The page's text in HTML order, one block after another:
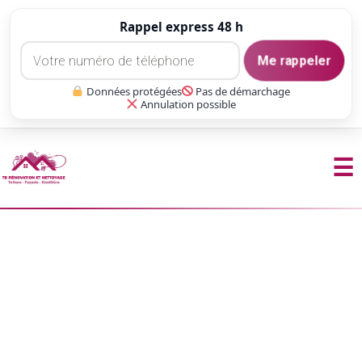
Rappel express 48 h
Me rappeler
Données protégées
Pas de démarchage
Annulation possible
☰